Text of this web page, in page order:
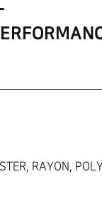
RAYON,